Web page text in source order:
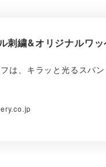
刺繍&オリジナルワ
は、キラッと光るスパ